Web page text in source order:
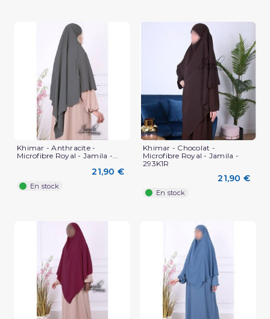
Khimar - Anthracite -
Microfibre Royal - Jamila -...
21,90 €
En stock
Khimar - Chocolat -
Microfibre Royal - Jamila -
293K1R
21,90 €
En stock